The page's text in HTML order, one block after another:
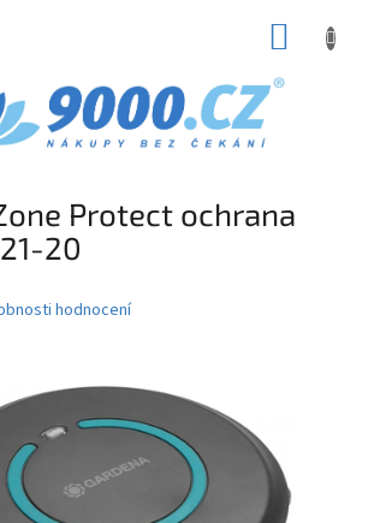
Protect ochrana
20
hodnocení